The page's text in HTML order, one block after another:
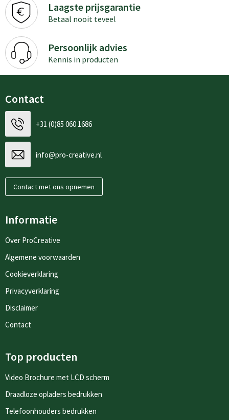
Laagste prijsgarantie
Betaal nooit teveel
Persoonlijk advies
Kennis in producten
Contact
+31 (0)85 060 1686
info@pro-creative.nl
Contact met ons opnemen
Informatie
Over ProCreative
Algemene voorwaarden
Cookieverklaring
Privacyverklaring
Disclaimer
Contact
Top producten
Video Brochure met LCD scherm
Draadloze opladers bedrukken
Telefoonhouders bedrukken